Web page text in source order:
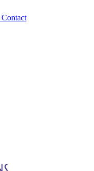
Contact